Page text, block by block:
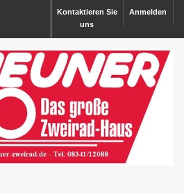
Anmelden
Kontaktieren Sie
uns